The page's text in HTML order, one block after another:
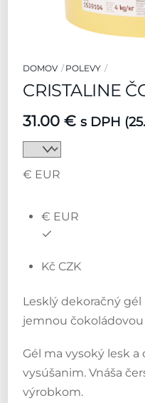
DOMOV POLEVY
CRISTALINE
31.00€ s DPH (
€ EUR
€ EUR
Kč CZK
Lesklý dekoračný
jemnou
Gél ma vysoký lesk
vysúšanim. Vnáša
výrobkom.